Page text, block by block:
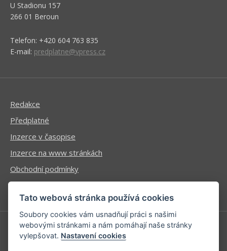
U Stadionu 157
266 01 Beroun
Telefon: +420 604 763 835
E-mail: predplatne@vpress.cz
Redakce
Předplatné
Inzerce v časopise
Inzerce na www stránkách
Obchodní podmínky
Ochrana osobních údajů
Příhlášení | Registrace
Tato webová stránka používá cookies
Soubory cookies vám usnadňují práci s našimi
webovými stránkami a nám pomáhají naše stránky
vylepšovat. Nastavení cookies